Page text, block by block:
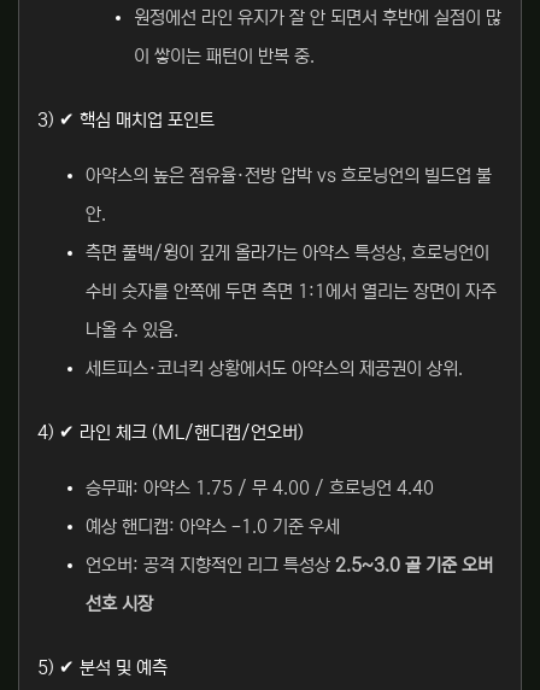
원정에선 라인 유지가 잘 안 되면서 후반에 실점이 많
이 쌓이는 패턴이 반복 중.
3) ✔ 핵심 매치업 포인트
아약스의 높은 점유율·전방 압박 vs 흐로닝언의 빌드업 불
안.
측면 풀백/윙이 깊게 올라가는 아약스 특성상, 흐로닝언이
수비 숫자를 안쪽에 두면 측면 1:1에서 열리는 장면이 자주
나올 수 있음.
세트피스·코너킥 상황에서도 아약스의 제공권이 상위.
4) ✔ 라인 체크 (ML/핸디캡/언오버)
승무패: 아약스 1.75 / 무 4.00 / 흐로닝언 4.40
예상 핸디캡: 아약스 -1.0 기준 우세
언오버: 공격 지향적인 리그 특성상 2.5~3.0 골 기준 오버
선호 시장
5) ✔ 분석 및 예측